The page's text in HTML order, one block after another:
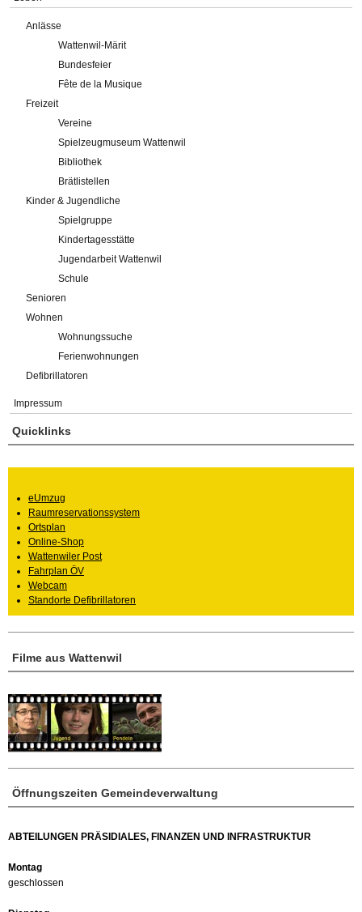
Anlässe
Wattenwil-Märit
Bundesfeier
Fête de la Musique
Freizeit
Vereine
Spielzeugmuseum Wattenwil
Bibliothek
Brätlistellen
Kinder & Jugendliche
Spielgruppe
Kindertagesstätte
Jugendarbeit Wattenwil
Schule
Senioren
Wohnen
Wohnungssuche
Ferienwohnungen
Defibrillatoren
Impressum
Öffnungszeiten Gemeindeverwaltung
ABTEILUNGEN PRÄSIDIALES, FINANZEN UND INFRASTRUKTUR
Montag
geschlossen
Filme aus Wattenwil
Quicklinks
eUmzug
Raumreservationssystem
Ortsplan
Online-Shop
Wattenwiler Post
Fahrplan ÖV
Webcam
Standorte Defibrillatoren